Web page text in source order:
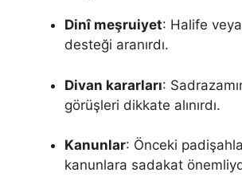
Dinî meşruiyet: Halife
desteği aranırdı.
Divan kararları:
görüşleri dikkate alınırdı.
Kanunlar: Önceki
kanunlara sadakat